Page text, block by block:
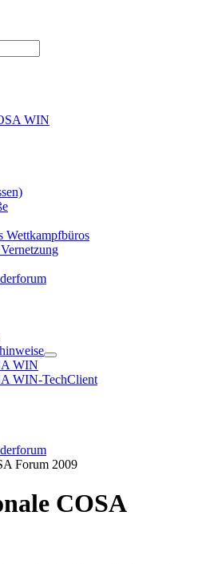
WIN
Wettkampfbüros
WIN
WIN-TechClient
Forum 2009
COSA